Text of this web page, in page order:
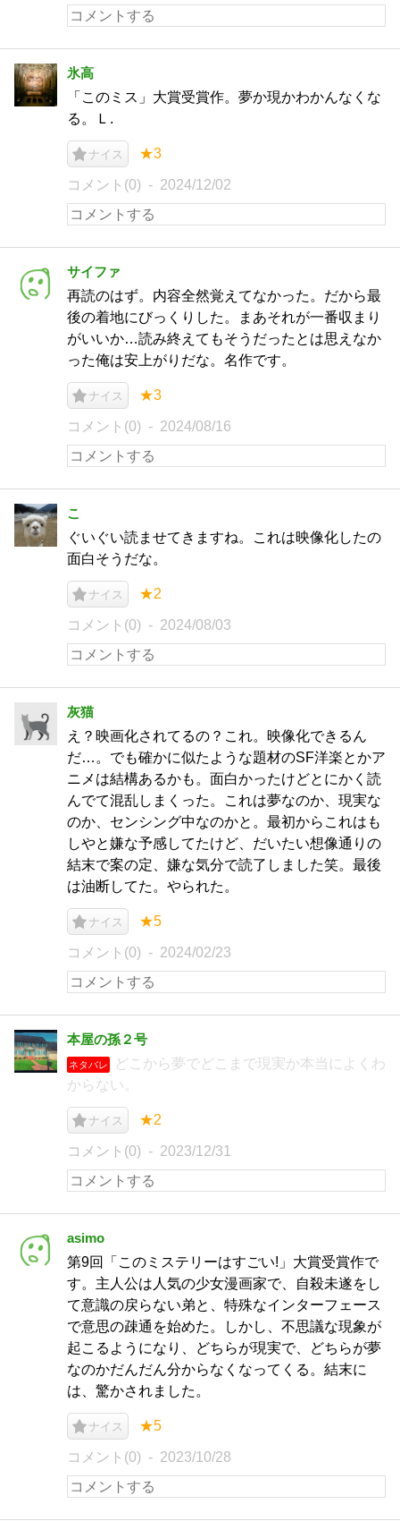
氷高
「このミス」大賞受賞作。夢か現かわかんなくな
る。Ｌ.
ナイス ★3
コメント(0) 2024/12/02
サイファ
再読のはず。内容全然覚えてなかった。だから最
後の着地にびっくりした。まあそれが一番収まり
がいいか…読み終えてもそうだったとは思えなか
った俺は安上がりだな。名作です。
ナイス ★3
コメント(0) 2024/08/16
こ
ぐいぐい読ませてきますね。これは映像化したの
面白そうだな。
ナイス ★2
コメント(0) 2024/08/03
灰猫
え？映画化されてるの？これ。映像化できるん
だ…。でも確かに似たような題材のSF洋楽とかア
ニメは結構あるかも。面白かったけどとにかく読
んでて混乱しまくった。これは夢なのか、現実な
のか、センシング中なのかと。最初からこれはも
しやと嫌な予感してたけど、だいたい想像通りの
結末で案の定、嫌な気分で読了しました笑。最後
は油断してた。やられた。
ナイス ★5
コメント(0) 2024/02/23
本屋の孫２号
ネタバレ
どこから夢でどこまで現実か本当によくわ
からない。
ナイス ★2
コメント(0) 2023/12/31
asimo
第9回「このミステリーはすごい!」大賞受賞作で
す。主人公は人気の少女漫画家で、自殺未遂をし
て意識の戻らない弟と、特殊なインターフェース
で意思の疎通を始めた。しかし、不思議な現象が
起こるようになり、どちらが現実で、どちらが夢
なのかだんだん分からなくなってくる。結末に
は、驚かされました。
ナイス ★5
コメント(0) 2023/10/28